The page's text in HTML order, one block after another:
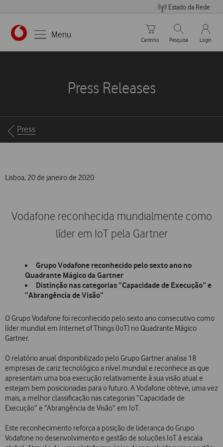
Estado da Rede
https://www.vodafone.pt
Menu
Carrinho de compras
Carrinho
Pesquisar
Pesquisa
My
Login
Press Releases
Breadcrumbs
Press
Lisboa, 20 de janeiro de 2020
Vodafone reconhecida mundialmente como
líder em IoT pela Gartner
Grupo Vodafone reconhecido pelo sexto ano no
Quadrante Mágico da Gartner
Distinção nas categorias “Capacidade de Execução” e
“Abrangência de Visão”
O Grupo Vodafone foi reconhecido pelo sexto ano consecutivo como
líder mundial em Internet of Things (IoT) no Quadrante Mágico
Gartner.
O relatório anual disponibilizado pelo Grupo Gartner analisa 18
empresas de cariz tecnológico a nível mundial e reconhece as que
apresentam uma boa execução relativamente à sua visão atual e
estejam bem posicionadas para o futuro. A Vodafone obteve, uma vez
mais, a melhor classificação nas categorias “Capacidade de
Execução” e “Abrangência de Visão” em IoT.
Este reconhecimento reforça a posição de liderança do Grupo
Vodafone no desenvolvimento e gestão de soluções IoT à escala